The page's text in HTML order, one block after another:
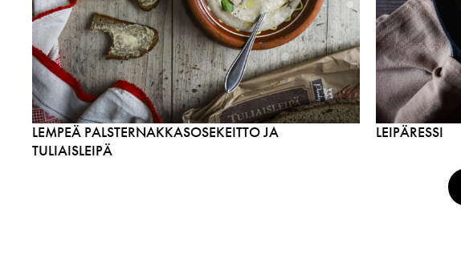
LEMPEÄ PALSTERNAKKASOSEKEITTO JA
TULIAISLEIPÄ
LEIPÄRESSI